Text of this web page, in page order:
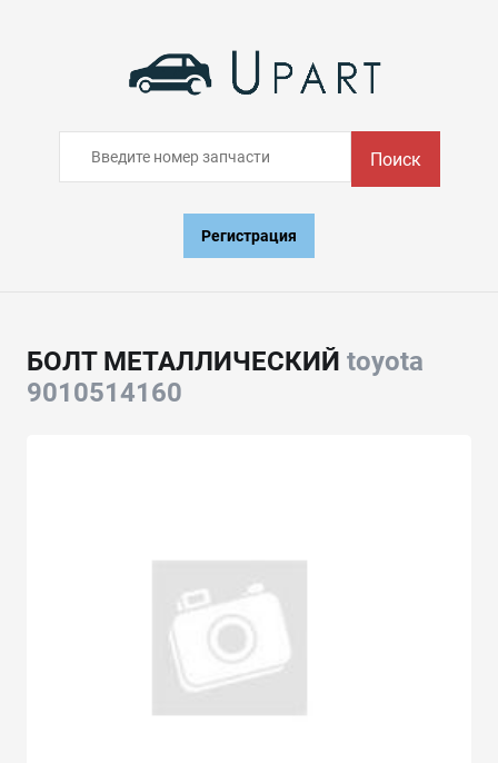
Поиск
Регистрация
БОЛТ МЕТАЛЛИЧЕСКИЙ toyota
9010514160